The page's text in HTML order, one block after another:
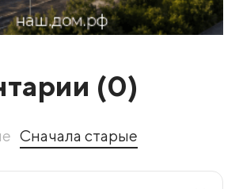
(0)
Сначала старые